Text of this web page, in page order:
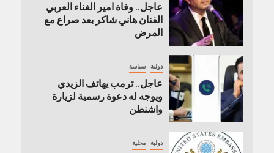
عاجل.. وفاة امير الغناء العربي
الفنان هاني شاكر بعد صراع مع
المرض
دولية سياسة
عاجل.. ترمب يهاتف الزيدي
ويوجه له دعوة رسمية لزيارة
واشنطن
دولية محلية